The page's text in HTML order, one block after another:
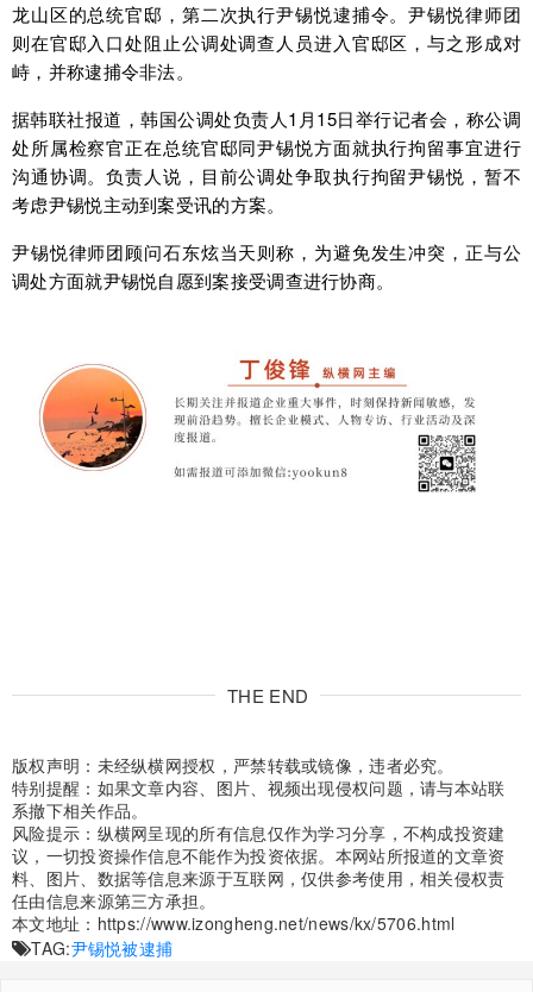
龙山区的总统官邸，第二次执行尹锡悦逮捕令。尹锡悦律师团
则在官邸入口处阻止公调处调查人员进入官邸区，与之形成对
峙，并称逮捕令非法。
据韩联社报道，韩国公调处负责人1月15日举行记者会，称公调
处所属检察官正在总统官邸同尹锡悦方面就执行拘留事宜进行
沟通协调。负责人说，目前公调处争取执行拘留尹锡悦，暂不
考虑尹锡悦主动到案受讯的方案。
尹锡悦律师团顾问石东炫当天则称，为避免发生冲突，正与公
调处方面就尹锡悦自愿到案接受调查进行协商。
THE END
版权声明：未经纵横网授权，严禁转载或镜像，违者必究。
特别提醒：如果文章内容、图片、视频出现侵权问题，请与本站联
系撤下相关作品。
风险提示：纵横网呈现的所有信息仅作为学习分享，不构成投资建
议，一切投资操作信息不能作为投资依据。本网站所报道的文章资
料、图片、数据等信息来源于互联网，仅供参考使用，相关侵权责
任由信息来源第三方承担。
本文地址： https://www.izongheng.net/news/kx/5706.html
TAG:尹锡悦被逮捕